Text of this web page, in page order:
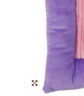
Hacer Zoom